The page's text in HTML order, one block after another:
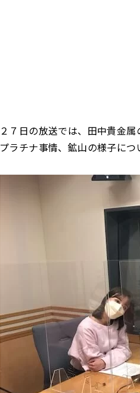
２７日の放送では、田中貴金
プラチナ事情、鉱山の様子につ